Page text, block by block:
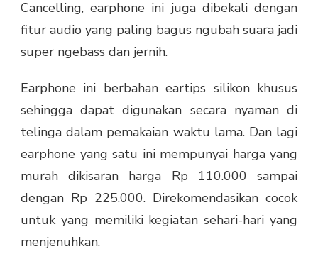
Cancelling, earphone ini juga dibekali dengan
fitur audio yang paling bagus ngubah suara jadi
super ngebass dan jernih.
Earphone ini berbahan eartips silikon khusus
sehingga dapat digunakan secara nyaman di
telinga dalam pemakaian waktu lama. Dan lagi
earphone yang satu ini mempunyai harga yang
murah dikisaran harga Rp 110.000 sampai
dengan Rp 225.000. Direkomendasikan cocok
untuk yang memiliki kegiatan sehari-hari yang
menjenuhkan.